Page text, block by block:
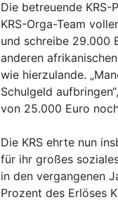
Die betreuende
KRS-Orga-Team
und schreibe 29.000
anderen
wie hierzulande.
Schulgeld
von 25.000 Euro
Die KRS ehrte nun
für ihr großes
in den vergangenen
Prozent des Erlöses